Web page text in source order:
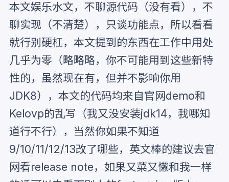
本文娱乐水文，不聊源代码（没有看），不
聊实现（不清楚），只谈功能点，所以看看
就行别硬杠，本文提到的东西在工作中用处
几乎为零（略略略，你不可能用到这些新特
性的，虽然现在有，但并不影响你用
JDK8），本文的代码均来自官网demo和
Kelovp的乱写（我又没安装jdk14，我哪知
道行不行），当然你如果不知道
9/10/11/12/13改了哪些，英文棒的建议去官
网看release note，如果又菜又懒和我一样